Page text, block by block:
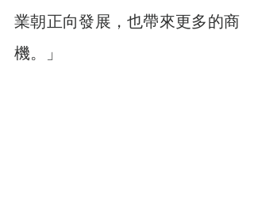
業朝正向發展，也帶來更多的商
機。」